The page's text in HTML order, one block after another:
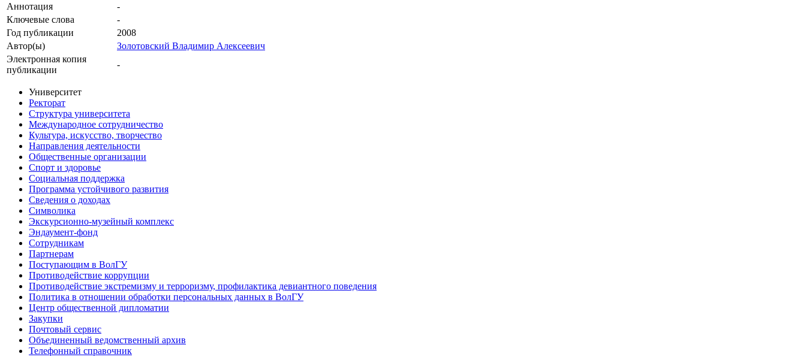
Аннотация
-
Ключевые cлова
-
Год публикации
2008
Автор(ы)
Золотовский Владимир Алексеевич
Электронная копия
публикации
-
Университет
Ректорат
Структура университета
Международное сотрудничество
Культура, искусство, творчество
Направления деятельности
Общественные организации
Спорт и здоровье
Социальная поддержка
Программа устойчивого развития
Сведения о доходах
Символика
Экскурсионно-музейный комплекс
Эндаумент-фонд
Сотрудникам
Партнерам
Поступающим в ВолГУ
Противодействие коррупции
Противодействие экстремизму и терроризму, профилактика девиантного поведения
Политика в отношении обработки персональных данных в ВолГУ
Центр общественной дипломатии
Закупки
Почтовый сервис
Объединенный ведомственный архив
Телефонный справочник